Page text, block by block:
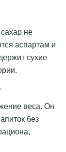
не
аспартам и
сухие
веса. Он
без